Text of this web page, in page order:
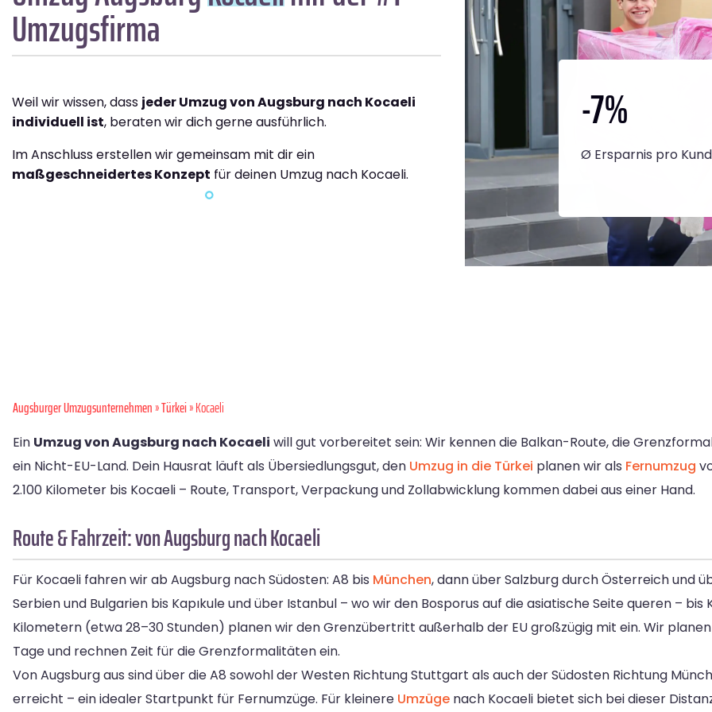
Umzugsfirma
Weil wir wissen, dass jeder Umzug von Augsburg nach Kocaeli
individuell ist, beraten wir dich gerne ausführlich.
Im Anschluss erstellen wir gemeinsam mit dir ein
maßgeschneidertes Konzept für deinen Umzug nach Kocaeli.
-7%
Ø Ersparnis pro
Augsburger Umzugsunternehmen»Türkei» Kocaeli
Ein Umzug von Augsburg nach Kocaeli will gut vorbereitet sein: Wir kennen die Balkan-Route, die
ein Nicht-EU-Land. Dein Hausrat läuft als Übersiedlungsgut, den Umzug in die Türkei planen wir als Fernumzug
2.100 Kilometer bis Kocaeli – Route, Transport, Verpackung und Zollabwicklung kommen dabei aus einer Hand.
Route & Fahrzeit: von Augsburg nach Kocaeli
Für Kocaeli fahren wir ab Augsburg nach Südosten: A8 bis München, dann über Salzburg durch Österreich und
Serbien und Bulgarien bis Kapıkule und über Istanbul – wo wir den Bosporus auf die asiatische Seite queren – bis
Kilometern (etwa 28–30 Stunden) planen wir den Grenzübertritt außerhalb der EU großzügig mit ein. Wir
Tage und rechnen Zeit für die Grenzformalitäten ein.
Von Augsburg aus sind über die A8 sowohl der Westen Richtung Stuttgart als auch der Südosten Richtung
erreicht – ein idealer Startpunkt für Fernumzüge. Für kleinere Umzüge nach Kocaeli bietet sich bei dieser